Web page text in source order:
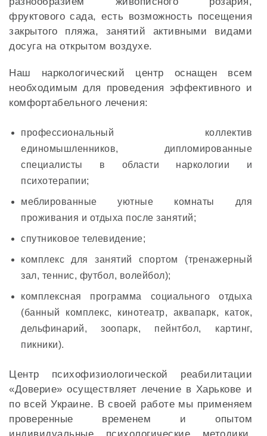
фруктового сада, есть возможность посещения
закрытого пляжа, занятий активными видами
досуга на открытом воздухе.
Наш наркологический центр оснащен всем
необходимым для проведения эффективного и
комфортабельного лечения:
профессиональный коллектив
единомышленников, дипломированные
специалисты в области наркологии и
психотерапии;
меблированные уютные комнаты для
проживания и отдыха после занятий;
спутниковое телевидение;
комплекс для занятий спортом (тренажерный
зал, теннис, футбол, волейбол);
комплексная программа социального отдыха
(банный комплекс, кинотеатр, аквапарк, каток,
дельфинарий, зоопарк, пейнтбол, картинг,
пикники).
Центр психофизиологической реабилитации
«Доверие» осуществляет лечение в Харькове и
по всей Украине. В своей работе мы применяем
проверенные временем и опытом